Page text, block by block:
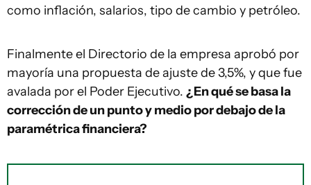
como inflación, salarios, tipo de cambio y petróleo.
Finalmente el Directorio de la empresa aprobó por
mayoría una propuesta de ajuste de 3,5%, y que fue
avalada por el Poder Ejecutivo. ¿En qué se basa la
corrección de un punto y medio por debajo de la
paramétrica financiera?